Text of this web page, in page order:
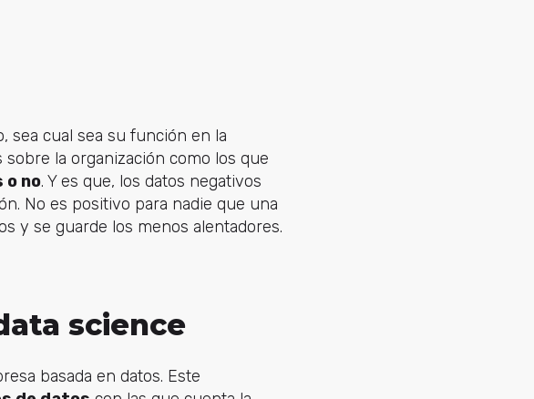
sea cual sea su función en la
la organización como los que
o no. Y es que, los datos negativos
No es positivo para nadie que una
y se guarde los menos alentadores.
science
basada en datos. Este